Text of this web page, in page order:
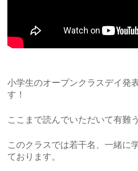
小学生のオープンクラスデイ発
す！
ここまで読んでいただいて有難
このクラスでは若干名、一緒に
ております。